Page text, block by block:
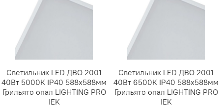
Светильник LED ДВО 2001
40Вт 5000К IP40 588х588мм
Грильято опал LIGHTING PRO
IEK
Светильник LED ДВО 2001
40Вт 6500К IP40 588х588мм
Грильято опал LIGHTING PRO
IEK